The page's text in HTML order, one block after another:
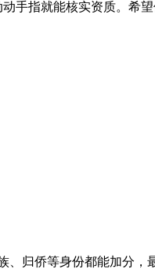
手指就能核实资质。希
归侨等身份都能加分，